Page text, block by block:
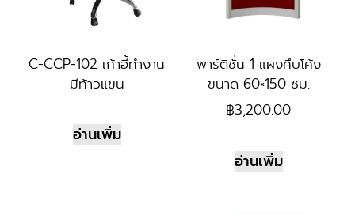
C-CCP-102 เก้าอี้ทำงาน
มีท้าวแขน
อ่านเพิ่ม
พาร์ติชั่น 1 แผงทึบโค้ง
ขนาด 60×150 ซม.
฿3,200.00
อ่านเพิ่ม